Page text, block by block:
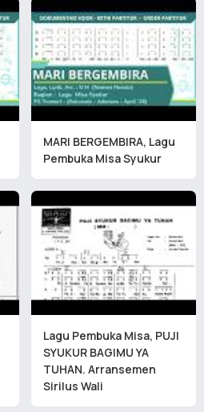
MARI BERGEMBIRA, Lagu
Pembuka Misa Syukur
Lagu Pembuka Misa, PUJI
SYUKUR BAGIMU YA
TUHAN. Arransemen
Sirilus Wali